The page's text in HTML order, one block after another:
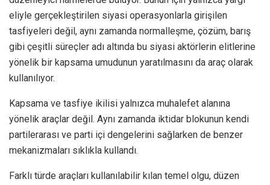
eliyle gerçekleştirilen siyasi operasyonlarla girişilen
tasfiyeleri değil, aynı zamanda normalleşme, çözüm, barış
gibi çeşitli süreçler adı altında bu siyasi aktörlerin elitlerine
yönelik bir kapsama umudunun yaratılmasını da araç olarak
kullanılıyor.
Kapsama ve tasfiye ikilisi yalnızca muhalefet alanına
yönelik araçlar değil. Aynı zamanda iktidar blokunun kendi
partilerarası ve parti içi dengelerini sağlarken de benzer
mekanizmaları sıklıkla kullandı.
Farklı türde araçları kullanılabilir kılan temel olgu, düzen